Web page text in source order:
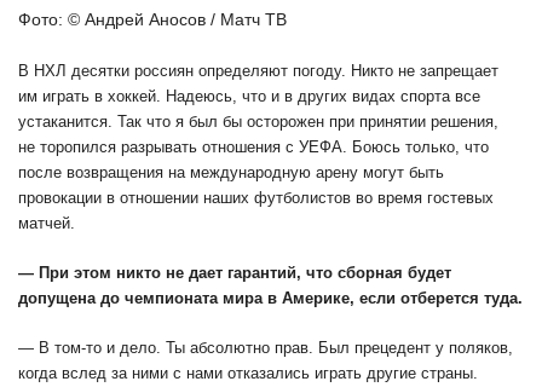
Фото: © Андрей Аносов / Матч ТВ
В НХЛ десятки россиян определяют погоду. Никто не запрещает
им играть в хоккей. Надеюсь, что и в других видах спорта все
устаканится. Так что я был бы осторожен при принятии решения,
не торопился разрывать отношения с УЕФА. Боюсь только, что
после возвращения на международную арену могут быть
провокации в отношении наших футболистов во время гостевых
матчей.
— При этом никто не дает гарантий, что сборная будет
допущена до чемпионата мира в Америке, если отберется туда.
— В том-то и дело. Ты абсолютно прав. Был прецедент у поляков,
когда вслед за ними с нами отказались играть другие страны.